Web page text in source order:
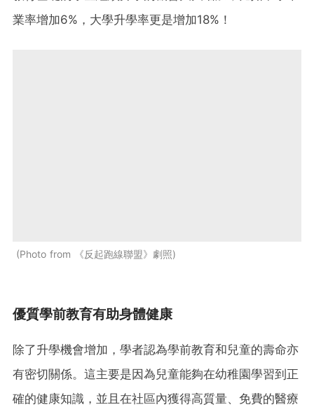
業率增加6%，大學升學率更是增加18%！
Photo from 《反起跑線聯盟》劇照
優質學前教育有助身體健康
除了升學機會增加，學者認為學前教育和兒童的壽命亦
有密切關係。這主要是因為兒童能夠在幼稚園學習到正
確的健康知識，並且在社區內獲得高質量、免費的醫療